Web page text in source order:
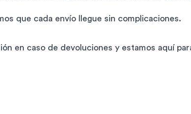
que cada envío llegue sin complicaciones.
en caso de devoluciones y estamos aquí